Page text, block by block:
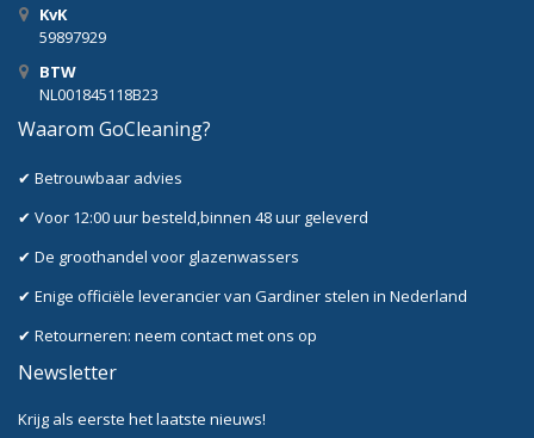
KvK
59897929
BTW
NL001845118B23
Waarom GoCleaning?
✔ Betrouwbaar advies
✔ Voor 12:00 uur besteld,binnen 48 uur geleverd
✔ De groothandel voor glazenwassers
✔ Enige officiële leverancier van Gardiner stelen in Nederland
✔ Retourneren: neem contact met ons op
Newsletter
Krijg als eerste het laatste nieuws!